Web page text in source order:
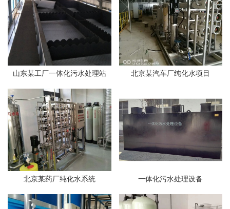
山东某工厂一体化污水处理站 北京某汽车厂纯化水项目
北京某药厂纯化水系统 一体化污水处理设备